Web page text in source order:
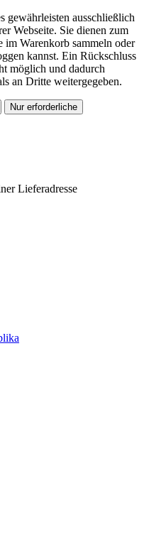
gewährleisten ausschließlich
Webseite. Sie dienen zum
im Warenkorb sammeln oder
kannst. Ein Rückschluss
möglich und dadurch
an Dritte weitergegeben.
Nur erforderliche
Lieferadresse